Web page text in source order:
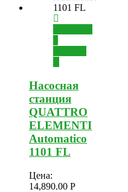
Насосная
станция
QUATTRO
ELEMENTI
Automatico
1101 FL
Цена:
14,890.00 Р